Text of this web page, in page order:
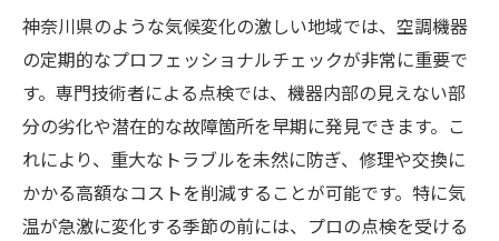
神奈川県のような気候変化の激しい地域では、空調機器
の定期的なプロフェッショナルチェックが非常に重要で
す。専門技術者による点検では、機器内部の見えない部
分の劣化や潜在的な故障箇所を早期に発見できます。こ
れにより、重大なトラブルを未然に防ぎ、修理や交換に
かかる高額なコストを削減することが可能です。特に気
温が急激に変化する季節の前には、プロの点検を受ける